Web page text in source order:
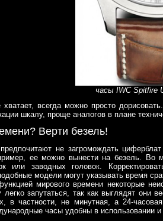
часы IWC Spitfire
хватает, всегда можно просто
шкалу, проще аналогов в плане
Верти безель!
не загромождать
ее можно вынести на безель. Во
или заводных головок.
модели могут указывать время
мирового времени некоторые
легко запутаться, так как выглядят
в частности, не минутная, а 24-
часы удобны в использовании